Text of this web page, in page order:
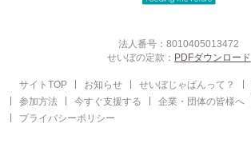
法人番号：8010405013472
せいぼの定款： PDFダウンロード
サイトTOP お知らせ せいぼじゃぱんって？
参加方法
今すぐ支援する 企業・団体の皆様へ
プライバシーポリシー